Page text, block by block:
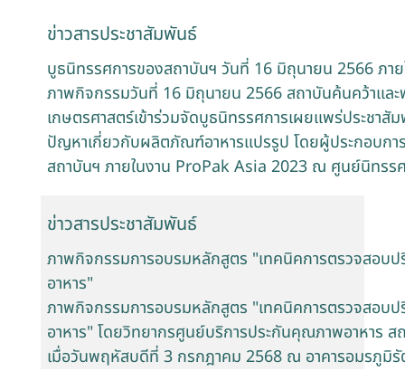
ข่าวสารประชาสัมพันธ์
บูธนิทรรศการของสถาบันฯ วันที่ 16 มิถุนายน 2566 ภา
ภาพกิจกรรมวันที่ 16 มิถุนายน 2566 สถาบันค้นคว้าแ
เกษตรศาสตร์เข้าร่วมจัดบูธนิทรรศการเผยแพร่ประชา
ปัญหาเกี่ยวกับผลิตภัณฑ์อาหารแปรรูป โดยผู้ประกอบกา
สถาบันฯ ภายในงาน ProPak Asia 2023 ณ ศูนย์นิทรรศ
ข่าวสารประชาสัมพันธ์
ภาพกิจกรรมการอบรมหลักสูตร "เทคนิคการตรวจสอบ
อาหาร"
ภาพกิจกรรมการอบรมหลักสูตร "เทคนิคการตรวจสอบ
อาหาร" โดยวิทยากรศูนย์บริการประกันคุณภาพอาหาร
เมื่อวันพฤหัสบดีที่ 3 กรกฎาคม 2568 ณ อาคารอมรภูมิรั